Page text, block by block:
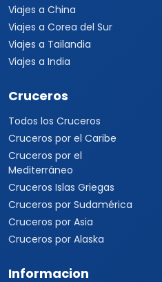
Viajes a China
Viajes a Corea del Sur
Viajes a Tailandia
Viajes a India
Cruceros
Todos los Cruceros
Cruceros por el Caribe
Cruceros por el
Mediterráneo
Cruceros Islas Griegas
Cruceros por Sudamérica
Cruceros por Asia
Cruceros por Alaska
Informacion